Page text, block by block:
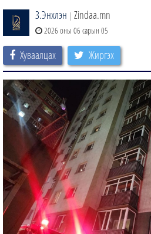
З.Энхлэн | Zindaa.mn
2026 оны 06 сарын 05
Хуваалцах Жиргэх